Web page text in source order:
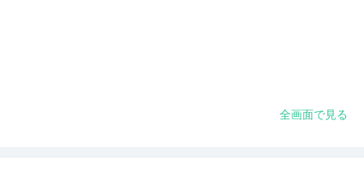
全画面で見る